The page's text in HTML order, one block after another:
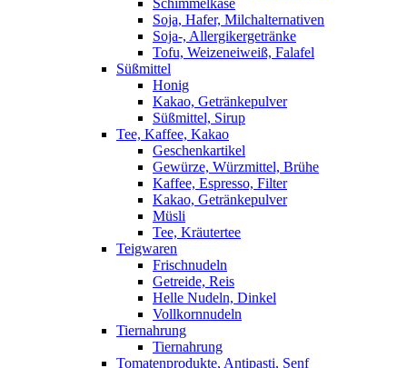
Schimmelkäse
Soja, Hafer, Milchalternativen
Soja-, Allergikergetränke
Tofu, Weizeneiweiß, Falafel
Süßmittel
Honig
Kakao, Getränkepulver
Süßmittel, Sirup
Tee, Kaffee, Kakao
Geschenkartikel
Gewürze, Würzmittel, Brühe
Kaffee, Espresso, Filter
Kakao, Getränkepulver
Müsli
Tee, Kräutertee
Teigwaren
Frischnudeln
Getreide, Reis
Helle Nudeln, Dinkel
Vollkornnudeln
Tiernahrung
Tiernahrung
Tomatenprodukte, Antipasti, Senf